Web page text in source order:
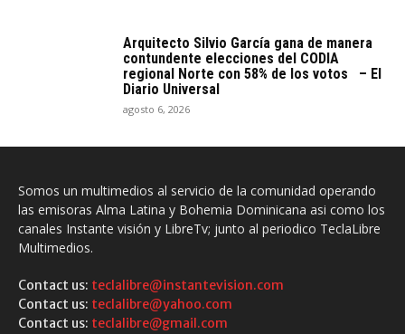
Arquitecto SiIvio García gana de manera
contundente elecciones del CODIA
regional Norte con 58% de los votos – El
Diario Universal
agosto 6, 2026
Somos un multimedios al servicio de la comunidad operando
las emisoras Alma Latina y Bohemia Dominicana asi como los
canales Instante visión y LibreTv; junto al periodico TeclaLibre
Multimedios.
Contact us: teclalibre@instantevision.com
Contact us: teclalibre@yahoo.com
Contact us: teclalibre@gmail.com